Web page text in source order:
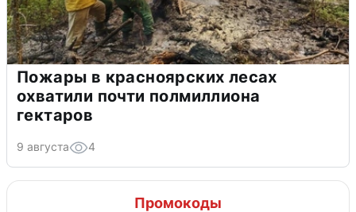
Пожары в красноярских лесах
охватили почти полмиллиона
гектаров
9 августа 4
Промокоды